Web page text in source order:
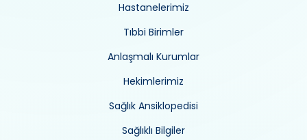
Hastanelerimiz
Tıbbi Birimler
Anlaşmalı Kurumlar
Hekimlerimiz
Sağlık Ansiklopedisi
Sağlıklı Bilgiler